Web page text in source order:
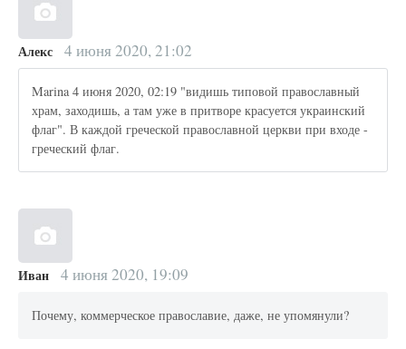
Алекс 4 июня 2020, 21:02
Marina 4 июня 2020, 02:19 "видишь типовой православный
храм, заходишь, а там уже в притворе красуется украинский
флаг". В каждой греческой православной церкви при входе -
греческий флаг.
Иван 4 июня 2020, 19:09
Почему, коммерческое православие, даже, не упомянули?